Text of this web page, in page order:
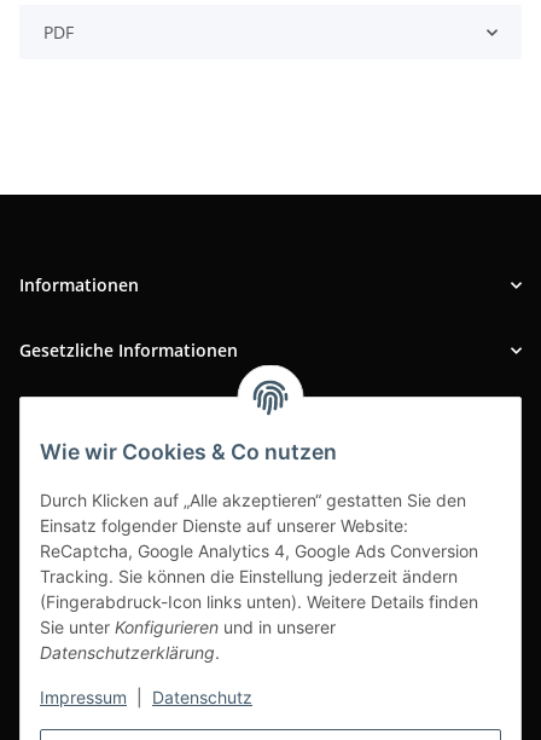
Wie wir Cookies & Co nutzen
Durch Klicken auf „Alle akzeptieren“ gestatten Sie den
Einsatz folgender Dienste auf unserer Website:
ReCaptcha, Google Analytics 4, Google Ads Conversion
Tracking. Sie können die Einstellung jederzeit ändern
(Fingerabdruck-Icon links unten). Weitere Details finden
Sie unter Konfigurieren und in unserer
Datenschutzerklärung.
Impressum Datenschutz
PDF
Informationen
Gesetzliche Informationen